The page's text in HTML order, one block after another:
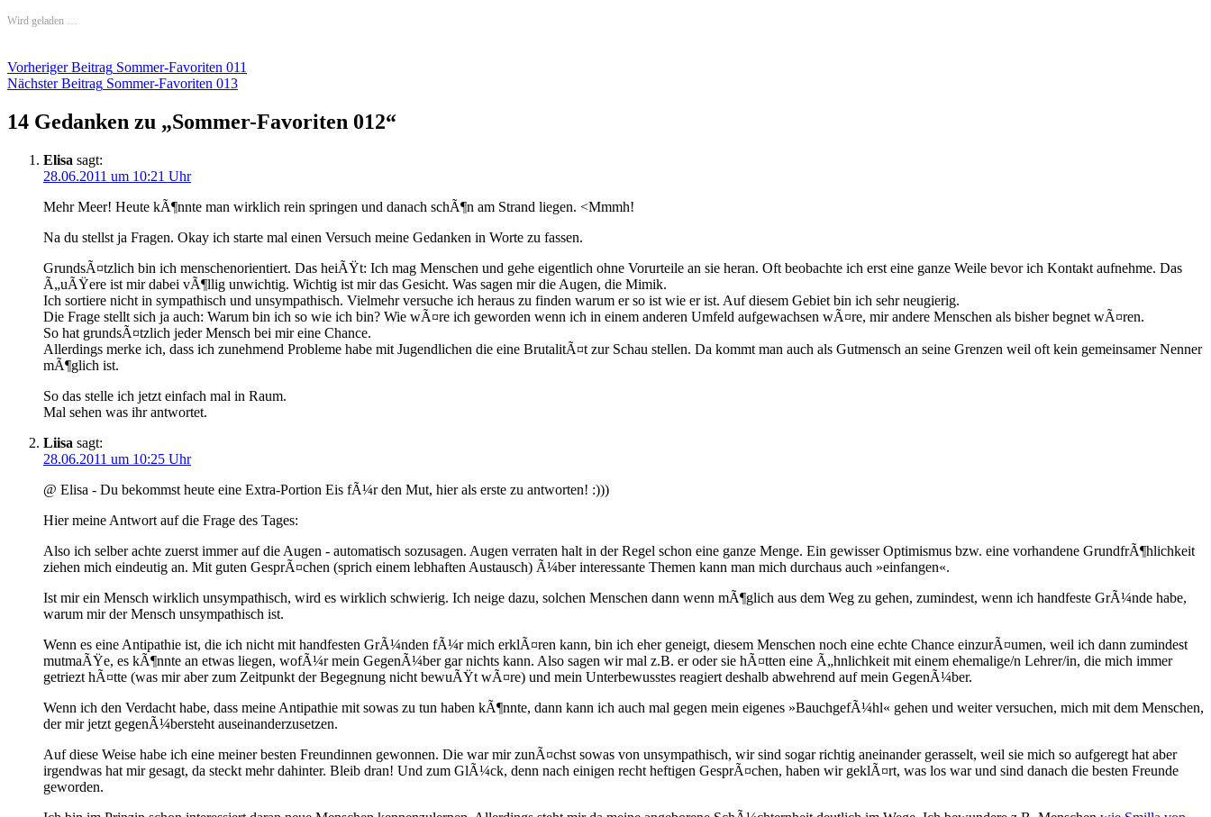
Wird geladen …
Beitragsnavigation
Vorheriger Beitrag Sommer-Favoriten 011
Nächster Beitrag Sommer-Favoriten 013
14 Gedanken zu „Sommer-Favoriten 012“
Elisa sagt:
28.06.2011 um 10:21 Uhr
Mehr Meer! Heute kÃ¶nnte man wirklich rein springen und danach schÃ¶n am Strand liegen. <Mmmh!
Na du stellst ja Fragen. Okay ich starte mal einen Versuch meine Gedanken in Worte zu fassen.
GrundsÃ¤tzlich bin ich menschenorientiert. Das heiÃŸt: Ich mag Menschen und gehe eigentlich ohne Vorurteile an sie heran. Oft beobachte ich erst eine ganze Weile bevor ich Kontakt aufnehme. Das
Ã„uÃŸere ist mir dabei vÃ¶llig unwichtig. Wichtig ist mir das Gesicht. Was sagen mir die Augen, die Mimik.
Ich sortiere nicht in sympathisch und unsympathisch. Vielmehr versuche ich heraus zu finden warum er so ist wie er ist. Auf diesem Gebiet bin ich sehr neugierig.
Die Frage stellt sich ja auch: Warum bin ich so wie ich bin? Wie wÃ¤re ich geworden wenn ich in einem anderen Umfeld aufgewachsen wÃ¤re, mir andere Menschen als bisher begnet wÃ¤ren.
So hat grundsÃ¤tzlich jeder Mensch bei mir eine Chance.
Allerdings merke ich, dass ich zunehmend Probleme habe mit Jugendlichen die eine BrutalitÃ¤t zur Schau stellen. Da kommt man auch als Gutmensch an seine Grenzen weil oft kein gemeinsamer Nenner
mÃ¶glich ist.
So das stelle ich jetzt einfach mal in Raum.
Mal sehen was ihr antwortet.
Liisa sagt:
28.06.2011 um 10:25 Uhr
@ Elisa - Du bekommst heute eine Extra-Portion Eis fÃ¼r den Mut, hier als erste zu antworten! :)))
Hier meine Antwort auf die Frage des Tages:
Also ich selber achte zuerst immer auf die Augen - automatisch sozusagen. Augen verraten halt in der Regel schon eine ganze Menge. Ein gewisser Optimismus bzw. eine vorhandene GrundfrÃ¶hlichkeit
ziehen mich eindeutig an. Mit guten GesprÃ¤chen (sprich einem lebhaften Austausch) Ã¼ber interessante Themen kann man mich durchaus auch »einfangen«.
Ist mir ein Mensch wirklich unsympathisch, wird es wirklich schwierig. Ich neige dazu, solchen Menschen dann wenn mÃ¶glich aus dem Weg zu gehen, zumindest, wenn ich handfeste GrÃ¼nde habe,
warum mir der Mensch unsympathisch ist.
Wenn es eine Antipathie ist, die ich nicht mit handfesten GrÃ¼nden fÃ¼r mich erklÃ¤ren kann, bin ich eher geneigt, diesem Menschen noch eine echte Chance einzurÃ¤umen, weil ich dann zumindest
mutmaÃŸe, es kÃ¶nnte an etwas liegen, wofÃ¼r mein GegenÃ¼ber gar nichts kann. Also sagen wir mal z.B. er oder sie hÃ¤tten eine Ã„hnlichkeit mit einem ehemalige/n Lehrer/in, die mich immer
getriezt hÃ¤tte (was mir aber zum Zeitpunkt der Begegnung nicht bewuÃŸt wÃ¤re) und mein Unterbewusstes reagiert deshalb abwehrend auf mein GegenÃ¼ber.
Wenn ich den Verdacht habe, dass meine Antipathie mit sowas zu tun haben kÃ¶nnte, dann kann ich auch mal gegen mein eigenes »BauchgefÃ¼hl« gehen und weiter versuchen, mich mit dem Menschen,
der mir jetzt gegenÃ¼bersteht auseinanderzusetzen.
Auf diese Weise habe ich eine meiner besten Freundinnen gewonnen. Die war mir zunÃ¤chst sowas von unsympathisch, wir sind sogar richtig aneinander gerasselt, weil sie mich so aufgeregt hat aber
irgendwas hat mir gesagt, da steckt mehr dahinter. Bleib dran! Und zum GlÃ¼ck, denn nach einigen recht heftigen GesprÃ¤chen, haben wir geklÃ¤rt, was los war und sind danach die besten Freunde
geworden.